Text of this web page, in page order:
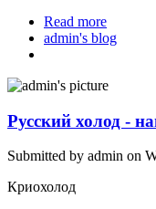
Read more
admin's blog
Русский холод -
Submitted by admin on
Криохолод